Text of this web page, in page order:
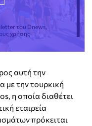
του Dnews,
χρήσης
αυτή την
με την τουρκική
η οποία διαθέτει
εταιρεία
πρόκειται